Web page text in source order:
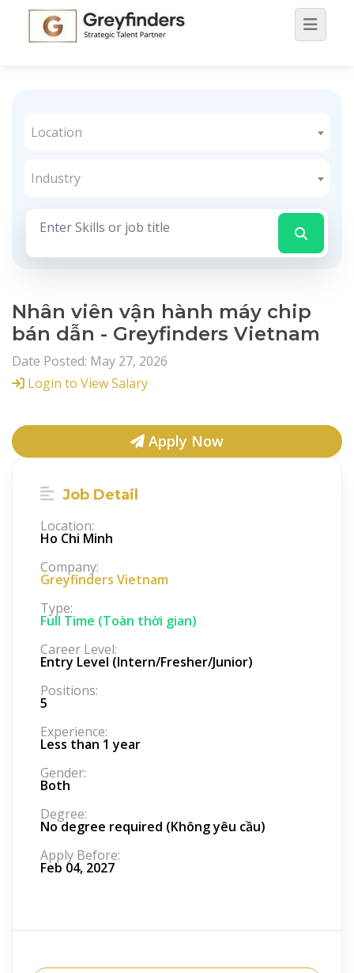
Location
Industry
Nhân viên vận hành máy chip
bán dẫn - Greyfinders Vietnam
Date Posted: May 27, 2026
Login to View Salary
Apply Now
Job Detail
Location:
Ho Chi Minh
Company:
Greyfinders Vietnam
Type:
Full Time (Toàn thời gian)
Career Level:
Entry Level (Intern/Fresher/Junior)
Positions:
5
Experience:
Less than 1 year
Gender:
Both
Degree:
No degree required (Không yêu cầu)
Apply Before:
Feb 04, 2027